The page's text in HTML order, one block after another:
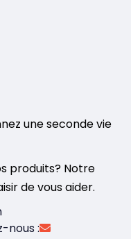
une seconde vie
produits? Notre
de vous aider.
nous :